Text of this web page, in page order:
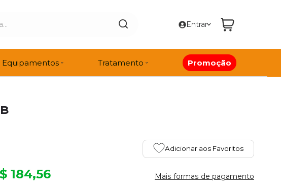
Entrar
Equipamentos Tratamento Promoção
Adicionar aos Favoritos
184,56 Mais formas de pagamento